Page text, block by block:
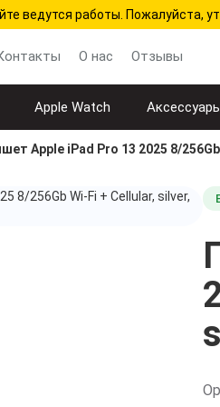
ведутся работы. Пожалуйста,
О нас Отзывы
Apple Watch
Apple iPad Pro 13 2025 8/